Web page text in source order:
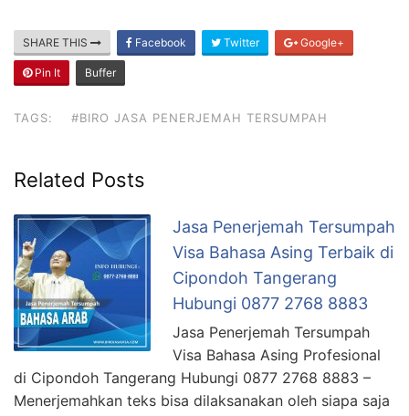
SHARE THIS Facebook Twitter Google+
Pin It Buffer
TAGS: #BIRO JASA PENERJEMAH TERSUMPAH
Related Posts
Jasa Penerjemah Tersumpah
Visa Bahasa Asing Terbaik di
Cipondoh Tangerang
Hubungi 0877 2768 8883
Jasa Penerjemah Tersumpah
Visa Bahasa Asing Profesional
di Cipondoh Tangerang Hubungi 0877 2768 8883 –
Menerjemahkan teks bisa dilaksanakan oleh siapa saja